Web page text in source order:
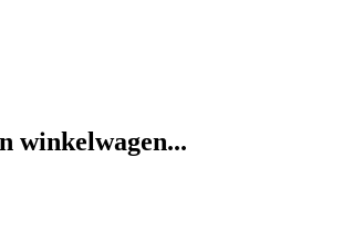
winkelwagen...